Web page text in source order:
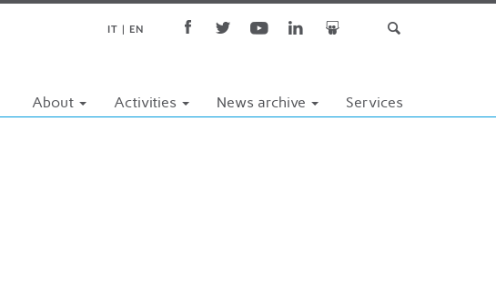
IT EN
About Activities News archive Services